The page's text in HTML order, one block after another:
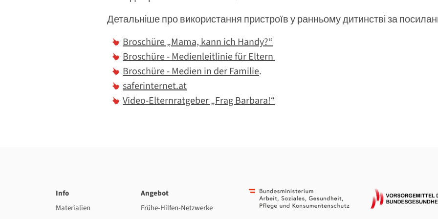
Детальніше про використання пристроїв у ранньому дитинстві за
Broschüre „Mama, kann ich Handy?“
Broschüre - Medienleitlinie für Eltern
Broschüre - Medien in der Familie.
saferinternet.at
Video-Elternratgeber „Frag Barbara!“
Info
Materialien
Angebot
Frühe-Hilfen-Netzwerke